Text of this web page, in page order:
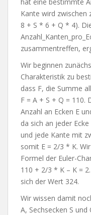
Kante wird zwischen
8 + S * 6 + Q * 4).
zusammentreffen,
Wir beginnen
Charakteristik zu
dass F, die Summe
F = A + S + Q = 110.
Anzahl an Ecken E
da sich an jeder
und jede Kante mit
somit E = 2/3 * K.
Formel der Euler-
110 + 2/3 * K – K =
sich der Wert 324.
Wir wissen damit
A, Sechsecken S